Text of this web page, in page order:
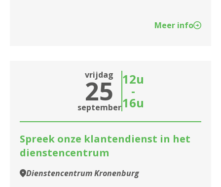
Meer info
vrijdag
25
september
12u
-
16u
Spreek onze klantendienst in het
dienstencentrum
Dienstencentrum Kronenburg